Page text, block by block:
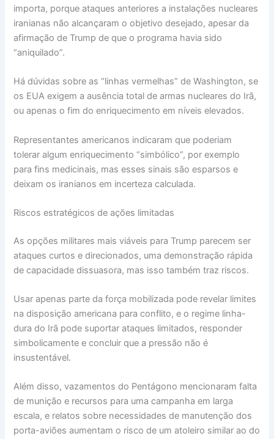
importa, porque ataques anteriores a instalações nucleares
iranianas não alcançaram o objetivo desejado, apesar da
afirmação de Trump de que o programa havia sido
“aniquilado”.
Há dúvidas sobre as “linhas vermelhas” de Washington, se
os EUA exigem a ausência total de armas nucleares do Irã,
ou apenas o fim do enriquecimento em níveis elevados.
Representantes americanos indicaram que poderiam
tolerar algum enriquecimento “simbólico”, por exemplo
para fins medicinais, mas esses sinais são esparsos e
deixam os iranianos em incerteza calculada.
Riscos estratégicos de ações limitadas
As opções militares mais viáveis para Trump parecem ser
ataques curtos e direcionados, uma demonstração rápida
de capacidade dissuasora, mas isso também traz riscos.
Usar apenas parte da força mobilizada pode revelar limites
na disposição americana para conflito, e o regime linha-
dura do Irã pode suportar ataques limitados, responder
simbolicamente e concluir que a pressão não é
insustentável.
Além disso, vazamentos do Pentágono mencionaram falta
de munição e recursos para uma campanha em larga
escala, e relatos sobre necessidades de manutenção dos
porta-aviões aumentam o risco de um atoleiro similar ao do